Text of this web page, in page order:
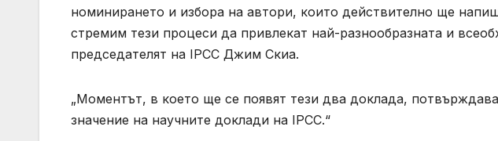
номинирането и избора на автори, които действително ще
стремим тези процеси да привлекат най-разнообразната и
председателят на IPCC Джим Скиа.
„Моментът, в което ще се появят тези два доклада,
значение на научните доклади на IPCC.“